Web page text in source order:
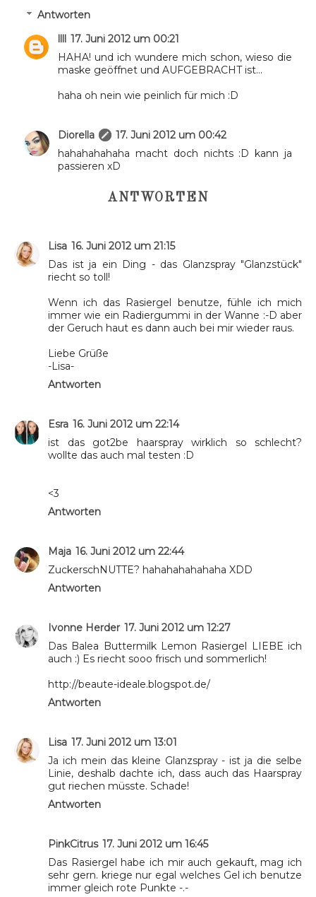
Antworten
llll 17. Juni 2012 um 00:21
HAHA! und ich wundere mich schon, wieso die
maske geöffnet und AUFGEBRACHT ist...
haha oh nein wie peinlich für mich :D
Diorella
17. Juni 2012 um 00:42
hahahahahaha macht doch nichts :D kann ja
passieren xD
ANTWORTEN
Lisa 16. Juni 2012 um 21:15
Das ist ja ein Ding - das Glanzspray "Glanzstück"
riecht so toll!
Wenn ich das Rasiergel benutze, fühle ich mich
immer wie ein Radiergummi in der Wanne :-D aber
der Geruch haut es dann auch bei mir wieder raus.
Liebe Grüße
-Lisa-
Antworten
Esra 16. Juni 2012 um 22:14
ist das got2be haarspray wirklich so schlecht?
wollte das auch mal testen :D
<3
Antworten
Maja 16. Juni 2012 um 22:44
ZuckerschNUTTE? hahahahahahaha XDD
Antworten
Ivonne Herder 17. Juni 2012 um 12:27
Das Balea Buttermilk Lemon Rasiergel LIEBE ich
auch :) Es riecht sooo frisch und sommerlich!
http://beaute-ideale.blogspot.de/
Antworten
Lisa 17. Juni 2012 um 13:01
Ja ich mein das kleine Glanzspray - ist ja die selbe
Linie, deshalb dachte ich, dass auch das Haarspray
gut riechen müsste. Schade!
Antworten
PinkCitrus 17. Juni 2012 um 16:45
Das Rasiergel habe ich mir auch gekauft, mag ich
sehr gern. kriege nur egal welches Gel ich benutze
immer gleich rote Punkte -.-